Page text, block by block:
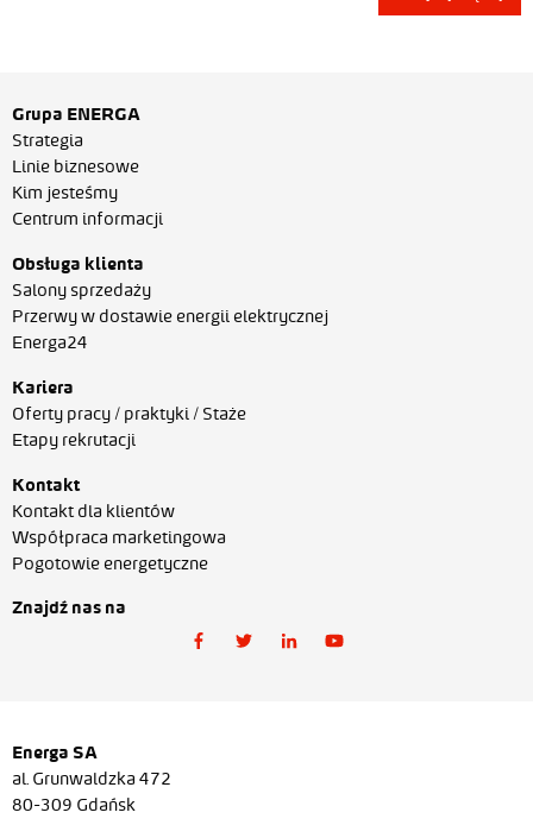
Grupa ENERGA
Strategia
Linie biznesowe
Kim jesteśmy
Centrum informacji
Obsługa klienta
Salony sprzedaży
Przerwy w dostawie energii elektrycznej
Energa24
Kariera
Oferty pracy / praktyki / Staże
Etapy rekrutacji
Kontakt
Kontakt dla klientów
Współpraca marketingowa
Pogotowie energetyczne
Znajdź nas na
Energa SA
al. Grunwaldzka 472
80-309 Gdańsk